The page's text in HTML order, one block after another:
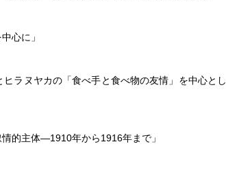
心に」
ラヌヤカの「食べ手と食べ物の友情」を中心とし
的主体―1910年から1916年まで」